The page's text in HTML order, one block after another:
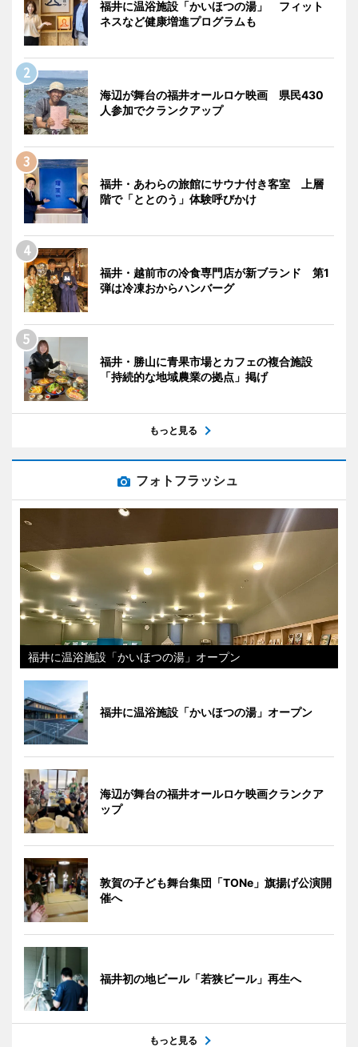
福井に温浴施設「かいほつの湯」 フィット
ネスなど健康増進プログラムも
海辺が舞台の福井オールロケ映画 県民430
人参加でクランクアップ
福井・あわらの旅館にサウナ付き客室 上層
階で「ととのう」体験呼びかけ
福井・越前市の冷食専門店が新ブランド 第1
弾は冷凍おからハンバーグ
福井・勝山に青果市場とカフェの複合施設
「持続的な地域農業の拠点」掲げ
もっと見る
フォトフラッシュ
福井に温浴施設「かいほつの湯」オープン
福井に温浴施設「かいほつの湯」オープン
海辺が舞台の福井オールロケ映画クランクア
ップ
敦賀の子ども舞台集団「TONe」旗揚げ公演開
催へ
福井初の地ビール「若狭ビール」再生へ
もっと見る